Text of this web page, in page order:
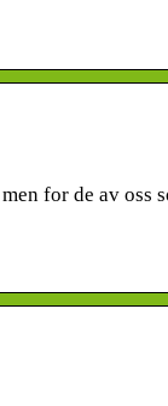
for de av oss